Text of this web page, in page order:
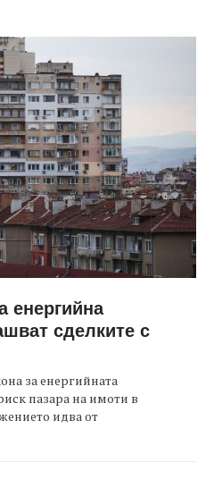
енергийна
сделките с
за енергийната
пазара на имоти в
идва от